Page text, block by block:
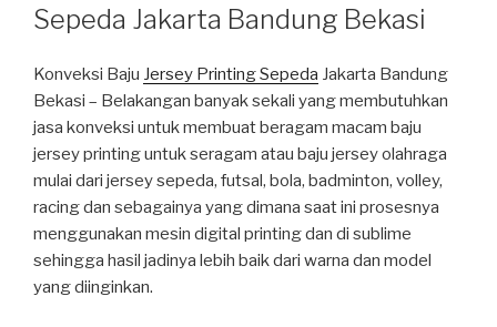
Sepeda Jakarta Bandung Bekasi
Konveksi Baju Jersey Printing Sepeda Jakarta Bandung
Bekasi – Belakangan banyak sekali yang membutuhkan
jasa konveksi untuk membuat beragam macam baju
jersey printing untuk seragam atau baju jersey olahraga
mulai dari jersey sepeda, futsal, bola, badminton, volley,
racing dan sebagainya yang dimana saat ini prosesnya
menggunakan mesin digital printing dan di sublime
sehingga hasil jadinya lebih baik dari warna dan model
yang diinginkan.